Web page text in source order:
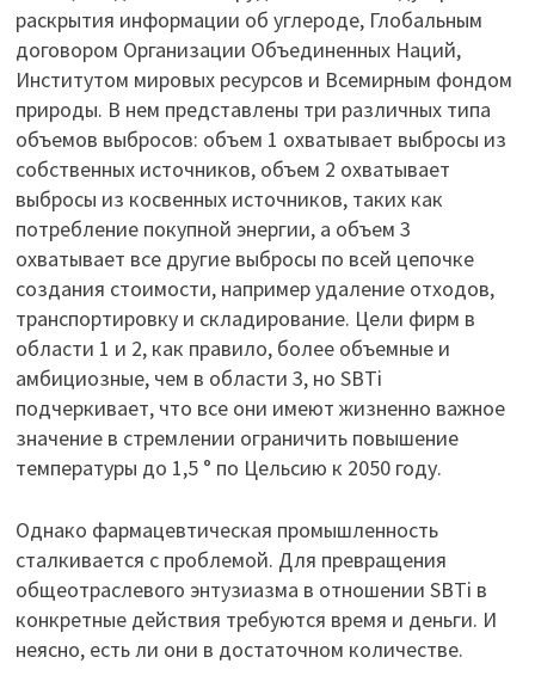
раскрытия информации об углероде, Глобальным
договором Организации Объединенных Наций,
Институтом мировых ресурсов и Всемирным фондом
природы. В нем представлены три различных типа
объемов выбросов: объем 1 охватывает выбросы из
собственных источников, объем 2 охватывает
выбросы из косвенных источников, таких как
потребление покупной энергии, а объем 3
охватывает все другие выбросы по всей цепочке
создания стоимости, например удаление отходов,
транспортировку и складирование. Цели фирм в
области 1 и 2, как правило, более объемные и
амбициозные, чем в области 3, но SBTi
подчеркивает, что все они имеют жизненно важное
значение в стремлении ограничить повышение
температуры до 1,5 ° по Цельсию к 2050 году.
Однако фармацевтическая промышленность
сталкивается с проблемой. Для превращения
общеотраслевого энтузиазма в отношении SBTi в
конкретные действия требуются время и деньги. И
неясно, есть ли они в достаточном количестве.